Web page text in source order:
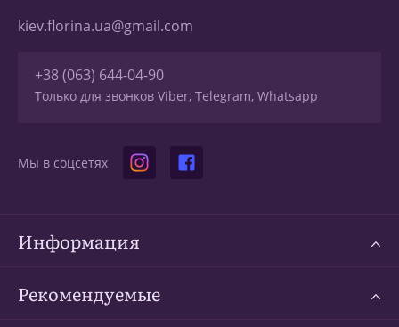
kiev.florina.ua@gmail.com
+38 (063) 644-04-90
Только для звонков Viber, Telegram, Whatsapp
Мы в соцсетях
Информация
Рекомендуемые